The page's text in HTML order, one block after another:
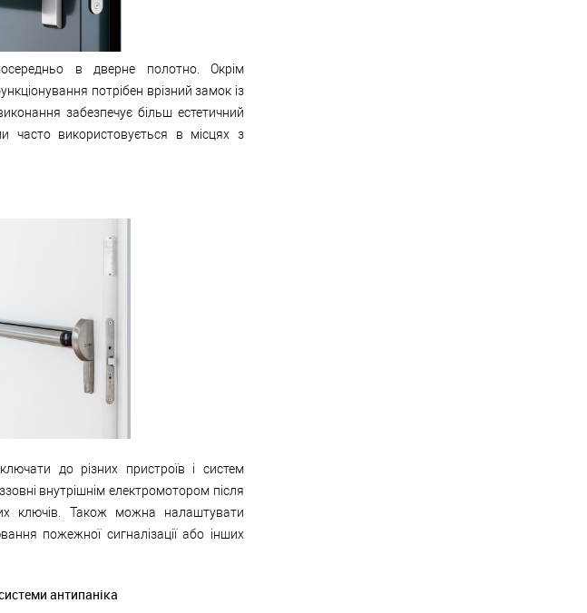
в дверне полотно. Окрім
потрібен врізний замок із
забезпечує більш естетичний
часто використовується в місцях з
до різних пристроїв і систем
внутрішнім електромотором після
ключів. Також можна налаштувати
пожежної сигналізації або інших
антипаніка